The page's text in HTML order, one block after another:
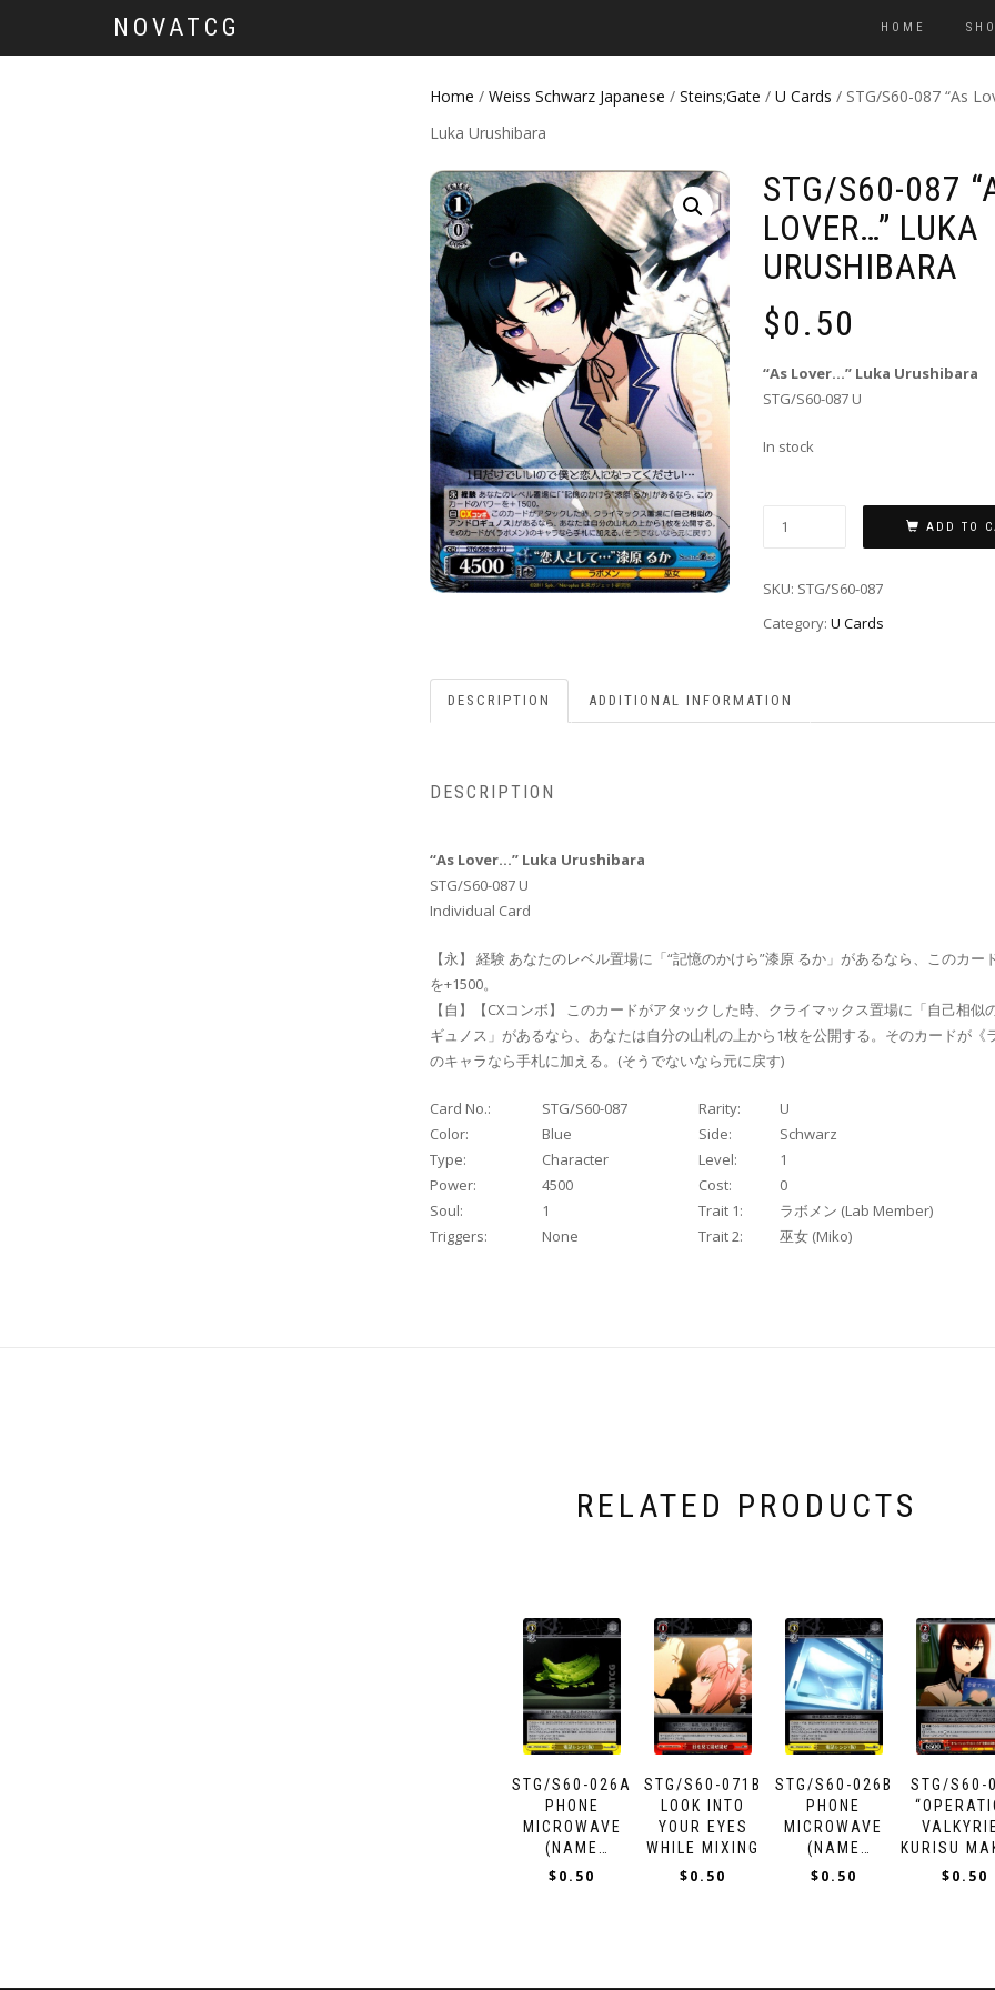
NOVATCG HOME
Home / Weiss Schwarz Japanese / Steins;Gate / U Cards / STG/S60-087 “As
Luka Urushibara
STG/S60-087
LOVER…” LUKA
URUSHIBARA
$0.50
“As Lover…” Luka Urushibara
STG/S60-087 U
In stock
ADD TO
SKU: STG/S60-087
Category: U Cards
DESCRIPTION ADDITIONAL INFORMATION
DESCRIPTION
“As Lover…” Luka Urushibara
STG/S60-087 U
Individual Card
【永】 経験 あなたのレベル置場に「“記憶のかけら”漆原 るか」があるなら、このカー
を+1500。
【自】【CXコンボ】 このカードがアタックした時、クライマックス置場に「自己相似
ギュノス」があるなら、あなたは自分の山札の上から1枚を公開する。そのカードが《
のキャラなら手札に加える。(そうでないなら元に戻す)
Card No.: STG/S60-087 Rarity:
U
Color:
Blue Side:
Schwarz
Type:
Character Level:
1
Power:
4500 Cost:
0
Soul:
1 Trait 1:
ラボメン (Lab Member)
Triggers:
None Trait 2: 巫女 (Miko)
RELATED PRODUCTS
STG/S60-026A
PHONE
MICROWAVE
(NAME
SUBJECT TO
$0.50
STG/S60-071B
LOOK INTO
YOUR EYES
WHILE MIXING
$0.50
STG/S60-026B
PHONE
MICROWAVE
(NAME
SUBJECT TO
$0.50
STG/S60-
KURISU
$0.50